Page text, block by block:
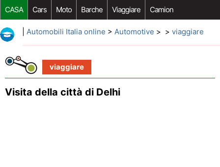
CASA Cars Moto Barche Viaggiare Camion
Riparazione Auto Acquisto Auto Car Opzioni Aftermarket
Automobili Italia online > Automotive > > viaggiare
viaggiare
Visita della città di Delhi